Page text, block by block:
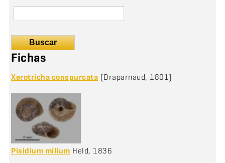
Buscar
Fichas
Xerotricha conspurcata (Draparnaud, 1801)
Pisidium milium Held, 1836